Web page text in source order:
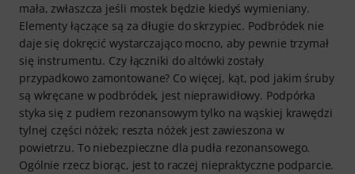
mała, zwłaszcza jeśli mostek będzie kiedyś wymieniany.
Elementy łączące są za długie do skrzypiec. Podbródek nie
daje się dokręcić wystarczająco mocno, aby pewnie trzymał
się instrumentu. Czy łączniki do altówki zostały
przypadkowo zamontowane? Co więcej, kąt, pod jakim śruby
są wkręcane w podbródek, jest nieprawidłowy. Podpórka
styka się z pudłem rezonansowym tylko na wąskiej krawędzi
tylnej części nóżek; reszta nóżek jest zawieszona w
powietrzu. To niebezpieczne dla pudła rezonansowego.
Ogólnie rzecz biorąc, jest to raczej niepraktyczne podparcie.